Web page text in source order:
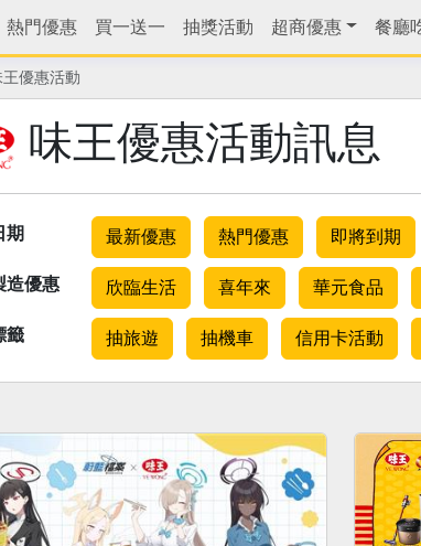
熱門優惠 買一送一 抽獎活動 超商優惠 餐廳
王優惠活動
味王優惠活動訊息
期 最新優惠 熱門優惠 即將到期
造優惠 欣臨生活 喜年來 華元食品
籤 抽旅遊 抽機車 信用卡活動